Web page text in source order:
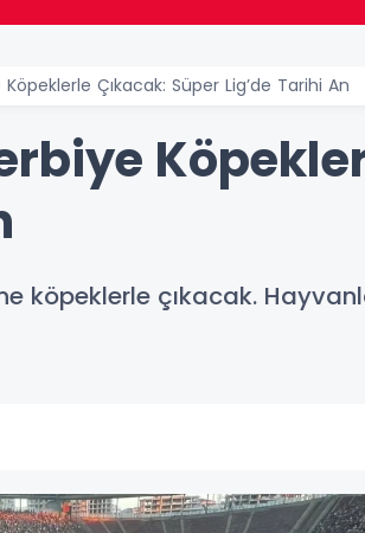
Çıkacak: Süper Lig’de Tarihi An
köpeklerle çıkacak.